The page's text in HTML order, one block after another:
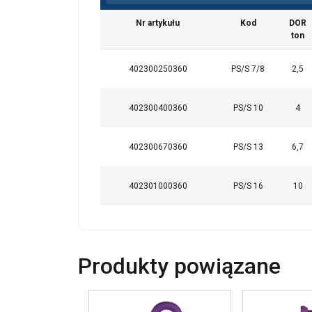
Nr artykułu Kod
DOR
ton
402300250360 PS/S 7/8 2,5
402300400360 PS/S 10 4
402300670360 PS/S 13 6,7
402301000360 PS/S 16 10
Produkty powiązane
Ta strona
Używamy plików
analitycznym,
Niezbędne